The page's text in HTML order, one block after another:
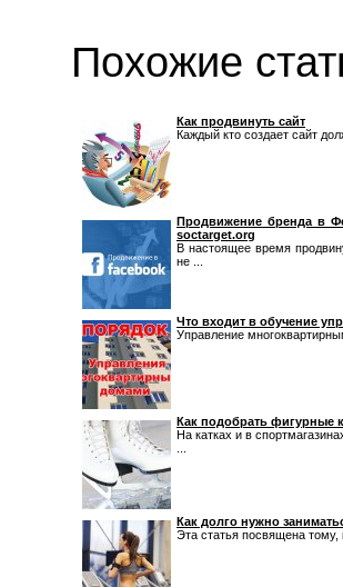
Похожие
Как продвинуть сайт
Каждый кто создает сайт
Продвижение бренда в
soctarget.org
В настоящее время
не ...
Что входит в обучение
Управление
Как подобрать фигурные
На катках и в
Как долго нужно
Эта статья посвящена тому,